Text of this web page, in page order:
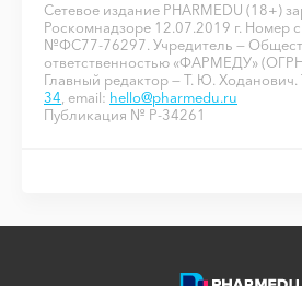
Сетевое издание PHARMEDU (18+)
Роскомнадзоре 12.07.2019 г. Номер
№ФС77-76297. Учредитель —
ответственностью «ФАРМЕДУ»
Главный редактор — Т. Ю. Ходанович.
34 , email: hello@pharmedu.ru
Публикация № P-34261